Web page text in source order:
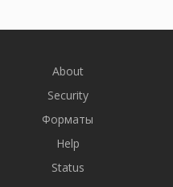
About
Security
Форматы
Help
Status